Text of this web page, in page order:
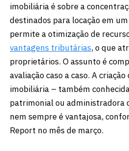
imobiliária é sobre a
destinados para locação em
permite a otimização de
vantagens tributárias, o que
proprietários. O assunto é
avaliação caso a caso. A
imobiliária – também
patrimonial ou administradora
nem sempre é vantajosa,
Report no mês de março.